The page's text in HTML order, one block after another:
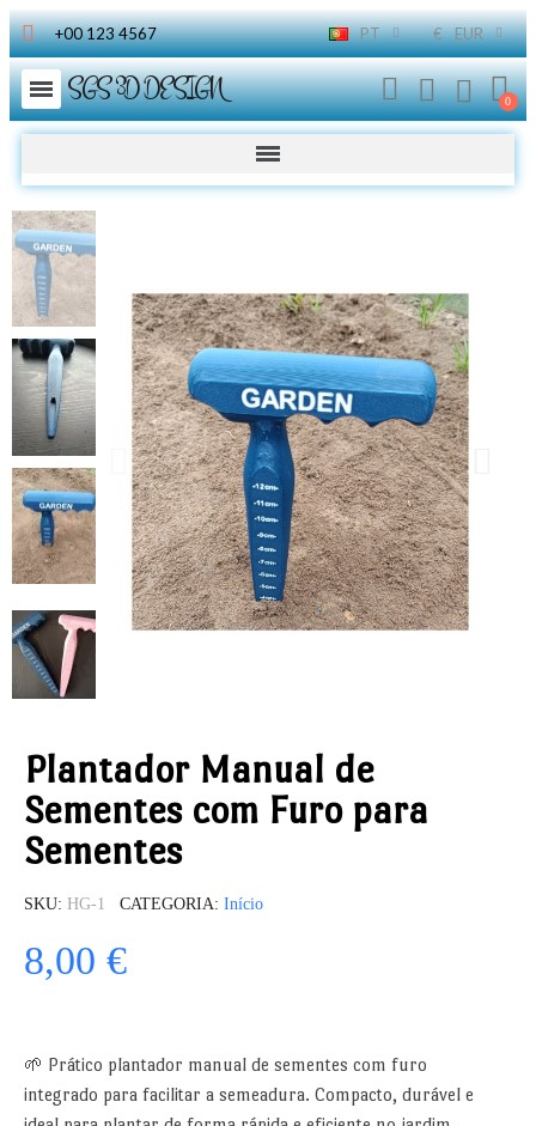
+00 123 4567 PT € EUR
SGS 3D DESIGN
Plantador Manual de
Sementes com Furo para
Sementes
SKU HG-1 CATEGORIA Início
8,00 €
🌱 Prático plantador manual de sementes com furo
integrado para facilitar a semeadura. Compacto, durável e